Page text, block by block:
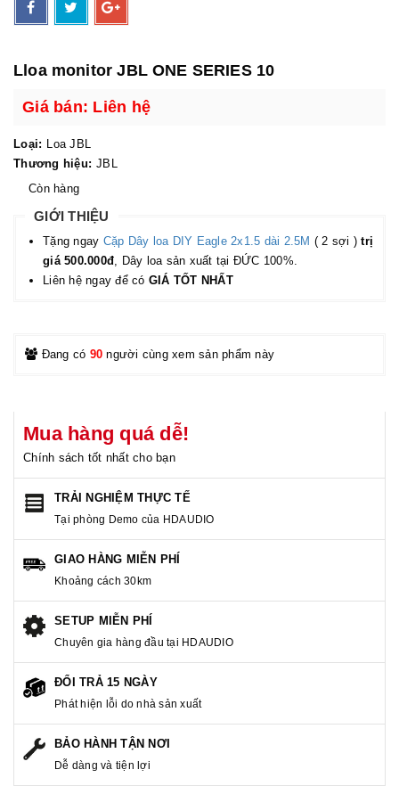
Lloa monitor JBL ONE SERIES 10
Giá bán: Liên hệ
Loại:
Loa JBL
Thương hiệu: JBL
Còn hàng
GIỚI THIỆU
Tặng ngay Cặp Dây loa DIY Eagle 2x1.5 dài 2.5M ( 2 sợi )trị
giá 500.000đ , Dây loa sản xuất tại ĐỨC 100%.
Liên hệ ngay để có GIÁ TỐT NHẤT
Đang có 90 người cùng xem sản phẩm này
Mua hàng quá dễ!
Chính sách tốt nhất cho bạn
TRẢI NGHIỆM THỰC TẾ
Tại phòng Demo của HDAUDIO
GIAO HÀNG MIỄN PHÍ
Khoảng cách 30km
SETUP MIỄN PHÍ
Chuyên gia hàng đầu tại HDAUDIO
ĐỔI TRẢ 15 NGÀY
Phát hiện lỗi do nhà sản xuất
BẢO HÀNH TẬN NƠI
Dễ dàng và tiện lợi